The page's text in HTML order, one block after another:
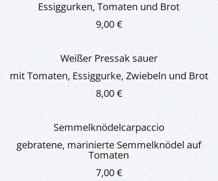
Essiggurken, Tomaten und Brot
9,00 €
Weißer Pressak sauer
mit Tomaten, Essiggurke, Zwiebeln und Brot
8,00 €
Semmelknödelcarpaccio
gebratene, marinierte Semmelknödel auf
Tomaten
7,00 €